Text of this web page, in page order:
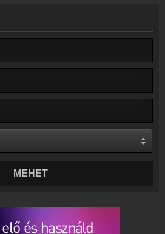
MEHET